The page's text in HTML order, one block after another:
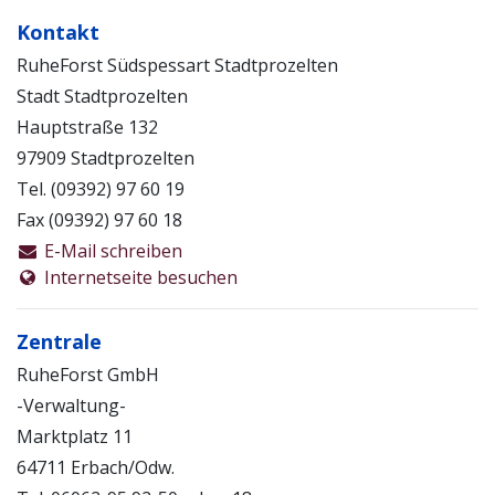
Anmeldungen zu den Waldführungen unter der
Telefonnummer: (0 60 62) 95 92 18.
Die Stadt Stadtprozelten bewirtschaftet Ihre Flächen
seit Jahren naturnah ohne Kahlschläge und
Chemieeinsatz.
Dies bedeutet:
Verzicht auf Kahlschläge
natürliche Verjüngung standortgerechter Holzarten
Förderung der Artenvielfalt
Verzicht auf Chemie im Wald
weitgehende Totholzerhaltung
Erhalt von Horst- und Höhlenbäumen
Diese Waldwirtschaft, die Sie ebenfalls bei einer
Kontakt
RuheForst Südspessart Stadtprozelten
Stadt Stadtprozelten
Hauptstraße 132
97909 Stadtprozelten
Tel. (09392) 97 60 19
Fax (09392) 97 60 18
E-Mail schreiben
Internetseite besuchen
Zentrale
RuheForst GmbH
-Verwaltung-
Marktplatz 11
64711 Erbach/Odw.